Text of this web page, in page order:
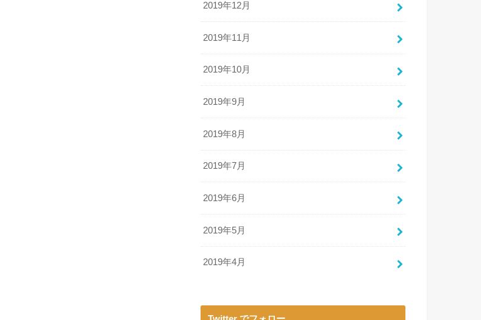
2019年12月
2019年11月
2019年10月
2019年9月
2019年8月
2019年7月
2019年6月
2019年5月
2019年4月